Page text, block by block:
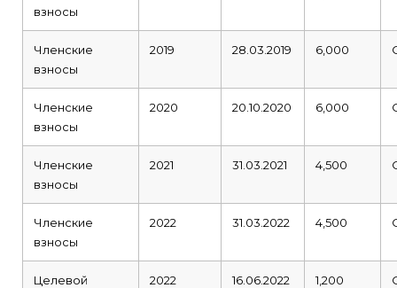
взносы
Членские
взносы
2019 28.03.2019 6,000
Членские
взносы
2020 20.10.2020 6,000
Членские
взносы
2021 31.03.2021 4,500
Членские
взносы
2022 31.03.2022 4,500
Целевой
2022 16.06.2022 1,200